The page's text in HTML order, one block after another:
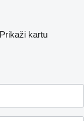
Prikaži kartu